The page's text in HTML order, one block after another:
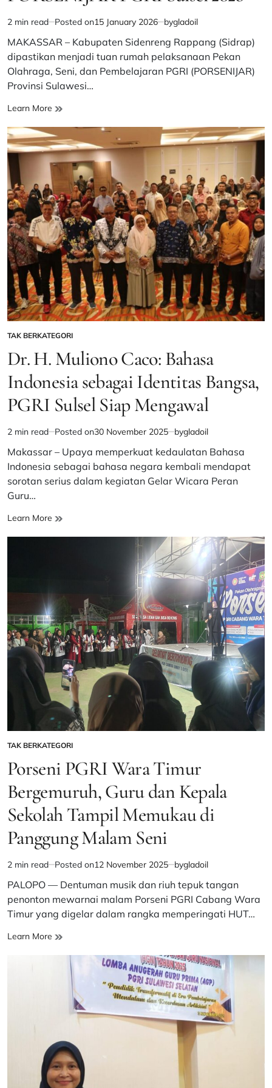
Estimated
read
time
2 min read Posted on15 January 2026 bygladoil
MAKASSAR – Kabupaten Sidenreng Rappang (Sidrap)
dipastikan menjadi tuan rumah pelaksanaan Pekan
Olahraga, Seni, dan Pembelajaran PGRI (PORSENIJAR)
Provinsi Sulawesi…
Learn More Sidrap
Jadi
Tuan
Rumah
PORSENIJAR
PGRI
Sulsel
2026
POSTED
IN
TAK BERKATEGORI
Dr. H. Muliono Caco: Bahasa
Indonesia sebagai Identitas Bangsa,
PGRI Sulsel Siap Mengawal
Estimated
read
time
2 min read Posted on30 November 2025 bygladoil
Makassar – Upaya memperkuat kedaulatan Bahasa
Indonesia sebagai bahasa negara kembali mendapat
sorotan serius dalam kegiatan Gelar Wicara Peran
Guru…
Learn More Dr.
sebagai
Identitas
Bangsa,
PGRI
Sulsel
Siap
Mengawal
POSTED
IN
TAK BERKATEGORI
Porseni PGRI Wara Timur
Bergemuruh, Guru dan Kepala
Sekolah Tampil Memukau di
Panggung Malam Seni
Estimated
read
time
2 min read Posted on12 November 2025 bygladoil
PALOPO — Dentuman musik dan riuh tepuk tangan
penonton mewarnai malam Porseni PGRI Cabang Wara
Timur yang digelar dalam rangka memperingati HUT…
Learn More Porseni
Wara
Timur
Bergemuruh,
Guru
Kepala
Tampil
Memukau
di